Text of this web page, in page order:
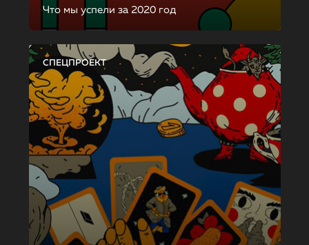
Что мы успели за 2020 год
СПЕЦПРОЕКТ